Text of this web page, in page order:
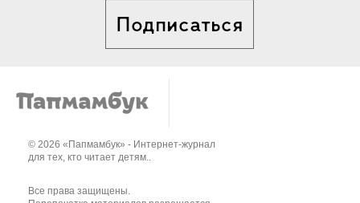
Подписаться
© 2026 «Папмамбук» - Интернет-журнал
для тех, кто читает детям..
Все права защищены.